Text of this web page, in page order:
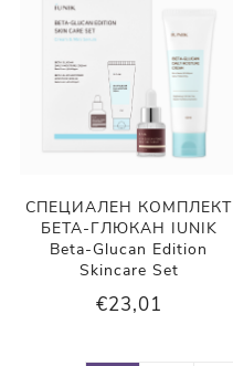
СПЕЦИАЛЕН КОМПЛЕКТ
БЕТА-ГЛЮКАН IUNIK
Beta-Glucan Edition
Skincare Set
€23,01